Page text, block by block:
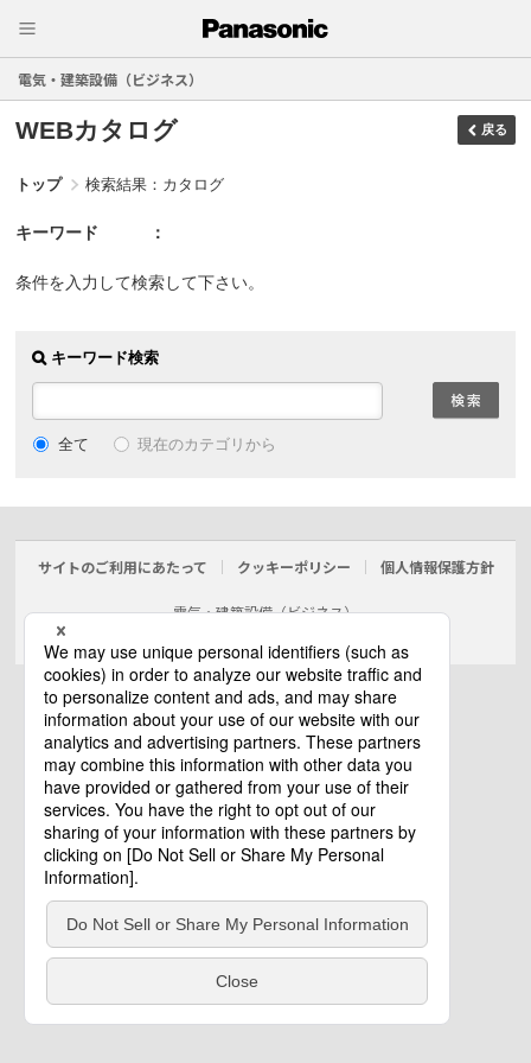
電気・建築設備（ビジネス）
WEBカタログ 戻る
トップ 検索結果：カタログ
キーワード
条件を入力して検索して下さい。
キーワード検索
全て 現在のカテゴリから
サイトのご利用にあたって クッキーポリシー 個人情報保護方針
電気・建築設備（ビジネス）